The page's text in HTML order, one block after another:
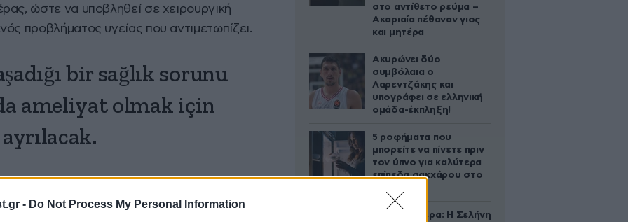
- Do Not Process My Personal Information
ώστε να υποβληθεί σε χειρουργική
προβλήματος υγείας που αντιμετωπίζει.
bir sağlık sorunu
ameliyat olmak için
(@yagosabuncuoglu)
στο αντίθετο ρεύμα –
Ακαριαία πέθαναν γιος
και μητέρα
Ακυρώνει δύο
συμβόλαια ο
Λαρεντζάκης και
υπογράφει σε ελληνική
ομάδα-έκπληξη!
5 ροφήματα που
μπορείτε να πίνετε πριν
τον ύπνο για καλύτερα
επίπεδα σακχάρου στο
Ζώδια σήμερα: Η Σελήνη